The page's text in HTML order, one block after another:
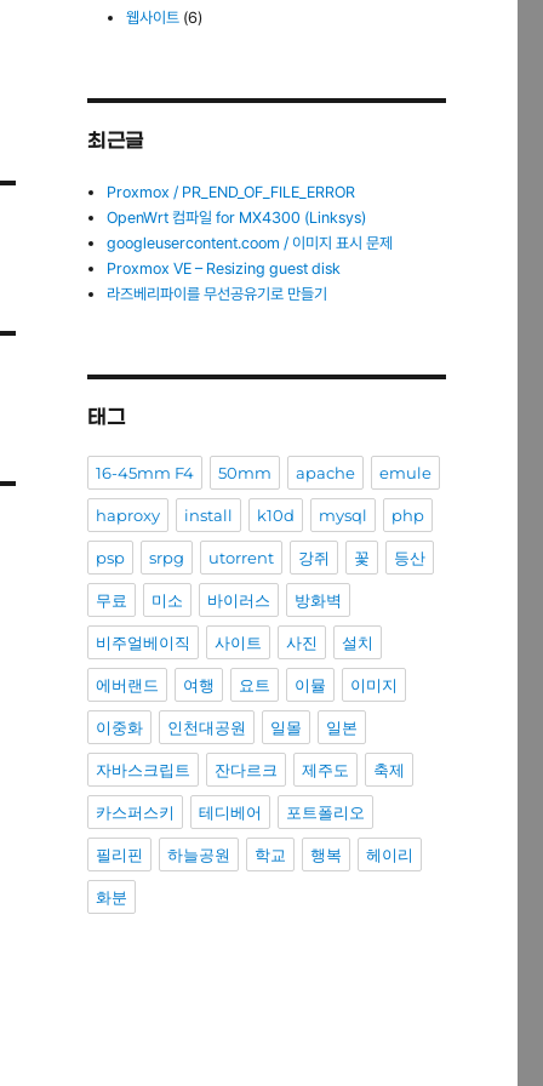
웹사이트 (6)
최근글
Proxmox / PR_END_OF_FILE_ERROR
OpenWrt 컴파일 for MX4300 (Linksys)
googleusercontent.coom / 이미지 표시 문제
Proxmox VE – Resizing guest disk
라즈베리파이를 무선공유기로 만들기
태그
16-45mm F4 50mm apache emule
haproxy install k10d mysql php
psp srpg utorrent 강쥐 꽃 등산
무료 미소 바이러스 방화벽
비주얼베이직 사이트 사진 설치
에버랜드 여행 요트 이뮬 이미지
이중화 인천대공원 일몰 일본
자바스크립트 잔다르크 제주도 축제
카스퍼스키 테디베어 포트폴리오
필리핀 하늘공원 학교 행복 헤이리
화분